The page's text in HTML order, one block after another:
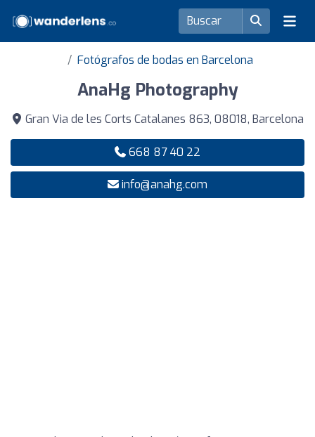
Fotógrafos de bodas en Barcelona
AnaHg Photography
Gran Via de les Corts Catalanes 863, 08018, Barcelona
668 87 40 22
info@anahg.com